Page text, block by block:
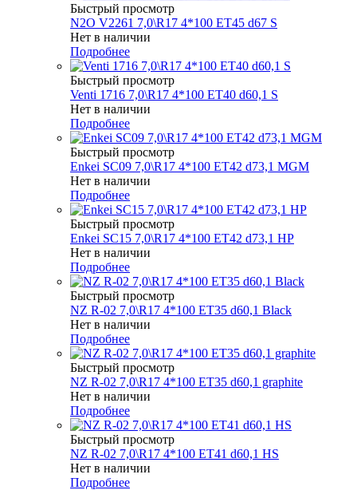
Быстрый просмотр
N2O V2261 7,0\R17 4*100 ET45 d67 S
Нет в наличии
Подробнее
Быстрый просмотр
Venti 1716 7,0\R17 4*100 ET40 d60,1 S
Нет в наличии
Подробнее
Быстрый просмотр
Enkei SC09 7,0\R17 4*100 ET42 d73,1 MGM
Нет в наличии
Подробнее
Быстрый просмотр
Enkei SC15 7,0\R17 4*100 ET42 d73,1 HP
Нет в наличии
Подробнее
Быстрый просмотр
NZ R-02 7,0\R17 4*100 ET35 d60,1 Black
Нет в наличии
Подробнее
Быстрый просмотр
NZ R-02 7,0\R17 4*100 ET35 d60,1 graphite
Нет в наличии
Подробнее
Быстрый просмотр
NZ R-02 7,0\R17 4*100 ET41 d60,1 HS
Нет в наличии
Подробнее